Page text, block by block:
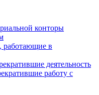
конторы
работающие в
деятельность
работу с